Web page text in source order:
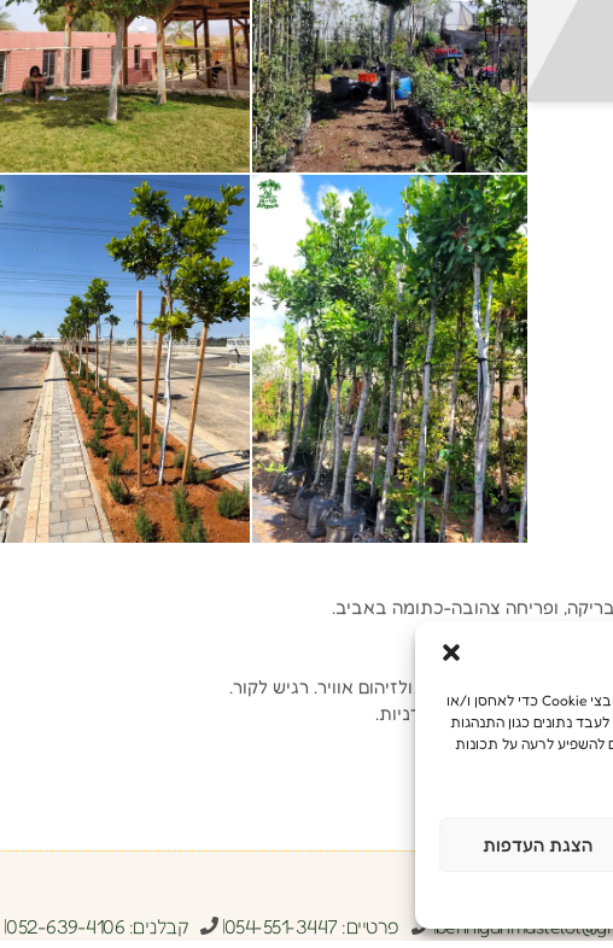
כדי לספק חוויית משתמש מיטבית, אנו משתמשים בטכנולוגיות כמו קובצי Cookie כדי לאחסן ו/או
נתונים כגון התנהגות
להשפיע לרעה על תכונות
הצגת העדפות
ופריחה צהובה-כתומה באביב.
ביצות, עמיד לחום ולזיהום אוויר. רגיש לקור.
קרקעות מלוחות וגירניות.
לפריחה אדמדמה.
פרטיים: 054-551-3447 קבלנים: 052-639-4106